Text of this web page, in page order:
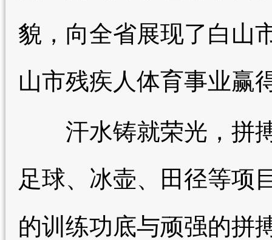
貌，向全省展现了白山
山市残疾人体育事业赢
汗水铸就荣光，拼搏
足球、冰壶、田径等项
的训练功底与顽强的拼